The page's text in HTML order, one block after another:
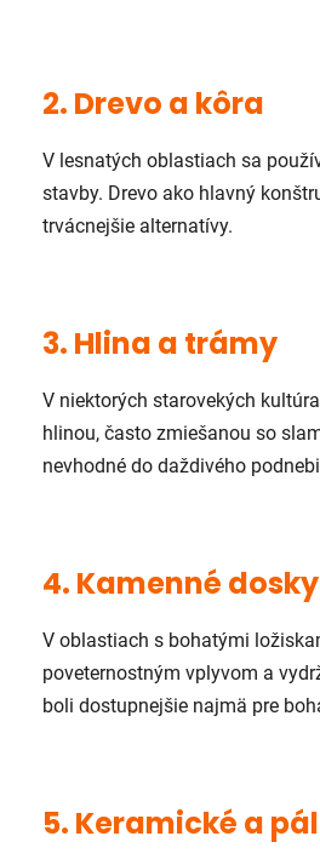
2. Drevo a kôra
V lesnatých oblastiach sa
stavby. Drevo ako hlavný
trvácnejšie alternatívy.
3. Hlina a trámy
V niektorých starovekých
hlinou, často zmiešanou so
nevhodné do daždivého
4. Kamenné
V oblastiach s bohatými
poveternostným vplyvom a
boli dostupnejšie najmä pre
5. Keramické a